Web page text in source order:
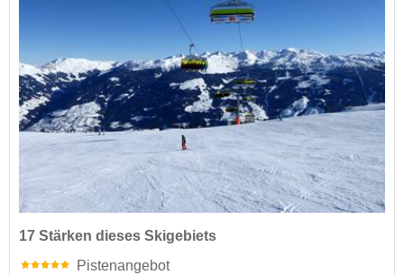
17 Stärken dieses Skigebiets
Pistenangebot